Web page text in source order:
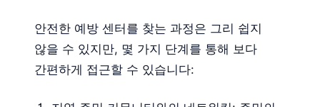
안전한 예방 센터를 찾는 과정은 그리 쉽지
않을 수 있지만, 몇 가지 단계를 통해 보다
간편하게 접근할 수 있습니다: